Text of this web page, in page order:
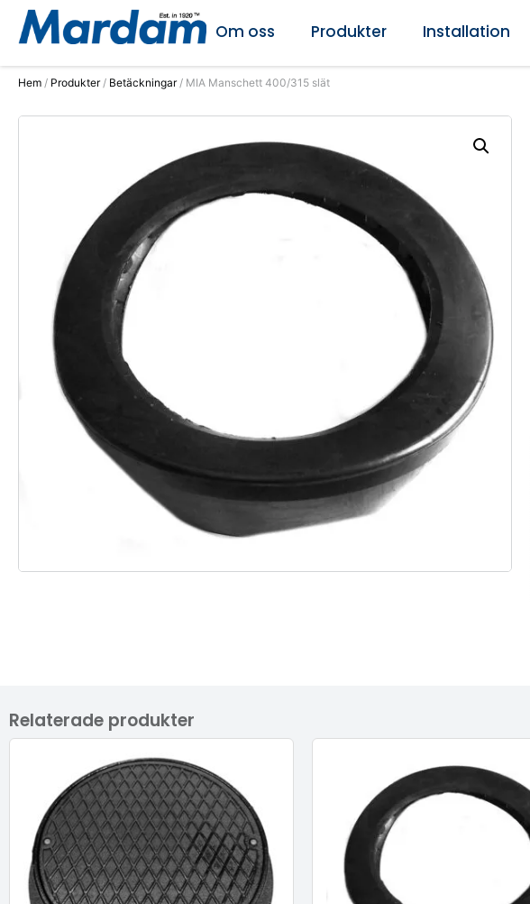
Om oss Produkter Installation
Hem / Produkter/ Betäckningar/ MIA Manschett 400/315 slät
Relaterade produkter